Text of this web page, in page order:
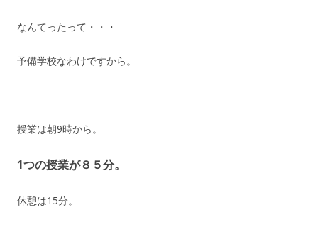
なんてったって・・・
予備学校なわけですから。
授業は朝9時から。
1つの授業が８５分。
休憩は15分。